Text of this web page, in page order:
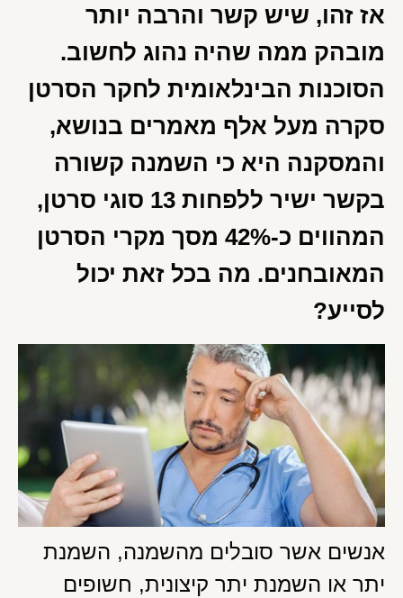
אז זהו, שיש קשר והרבה יותר
מובהק ממה שהיה נהוג לחשוב.
הסוכנות הבינלאומית לחקר הסרטן
סקרה מעל אלף מאמרים בנושא,
והמסקנה היא כי השמנה קשורה
בקשר ישיר ללפחות 13 סוגי סרטן,
המהווים כ-42% מסך מקרי הסרטן
המאובחנים. מה בכל זאת יכול
לסייע?
אנשים אשר סובלים מהשמנה, השמנת
יתר או השמנת יתר קיצונית, חשופים